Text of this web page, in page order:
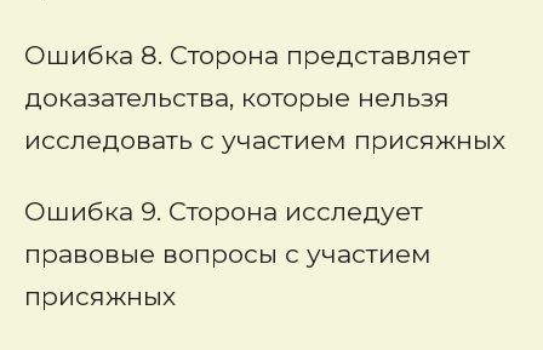
Ошибка 8. Сторона представляет
доказательства, которые нельзя
исследовать с участием присяжных
Ошибка 9. Сторона исследует
правовые вопросы с участием
присяжных